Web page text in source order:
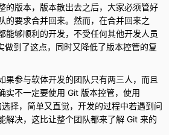
的版本，版本散出去之后，大家必须管好
的要求合并回来。然而，在合并回来之
能够顺利的开发，不受任何其他开发人员
做到了这点，同时又降低了版本控管的复
果参与软体开发的团队只有两三人，而且
实不一定要使用 Git 版本控管，使用
择，简单又直觉，开发的过程中若遇到问
解决，这比让整个团队都来了解 Git 来的